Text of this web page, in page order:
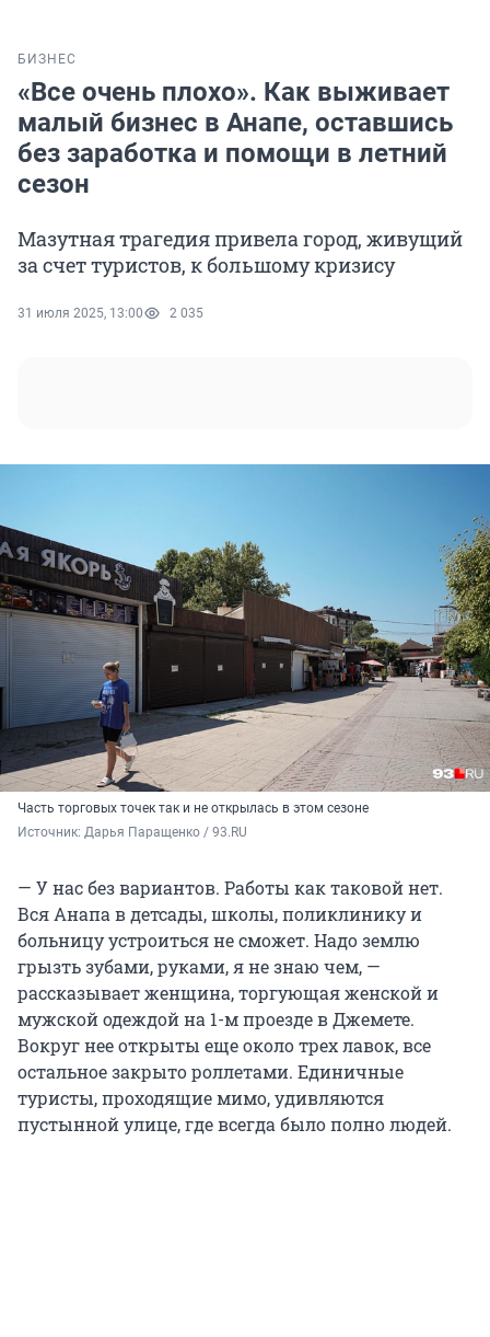
БИЗНЕС
«Все очень плохо». Как выживает
малый бизнес в Анапе, оставшись
без заработка и помощи в летний
сезон
Мазутная трагедия привела город, живущий
за счет туристов, к большому кризису
31 июля 2025, 13:00 2 035
Часть торговых точек так и не открылась в этом сезоне
Источник: Дарья Паращенко / 93.RU
— У нас без вариантов. Работы как таковой нет.
Вся Анапа в детсады, школы, поликлинику и
больницу устроиться не сможет. Надо землю
грызть зубами, руками, я не знаю чем, —
рассказывает женщина, торгующая женской и
мужской одеждой на 1-м проезде в Джемете.
Вокруг нее открыты еще около трех лавок, все
остальное закрыто роллетами. Единичные
туристы, проходящие мимо, удивляются
пустынной улице, где всегда было полно людей.